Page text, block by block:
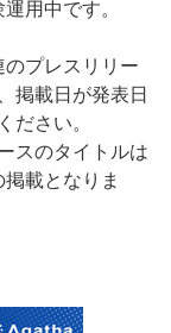
用中です。
のプレスリリー
掲載日が発表日
ださい。
スのタイトルは
載となりま